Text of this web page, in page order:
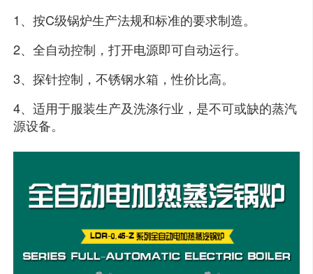
1、按C级锅炉生产法规和标准的要求制造。
2、全自动控制，打开电源即可自动运行。
3、探针控制，不锈钢水箱，性价比高。
4、适用于服装生产及洗涤行业，是不可或缺的蒸汽
源设备。